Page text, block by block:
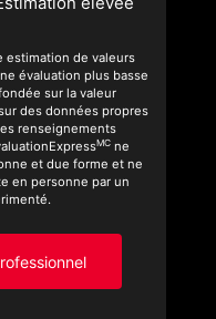
estimation de valeurs
évaluation plus basse
sur la valeur
des données propres
renseignements
MCne
et due forme et ne
en personne par un